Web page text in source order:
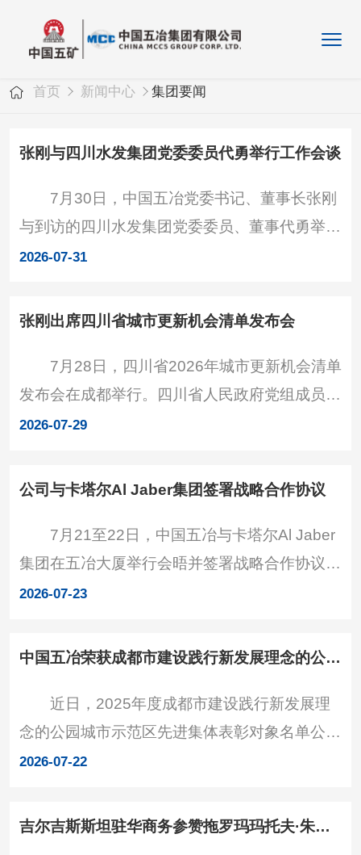
首页 新闻中心 集团要闻
张刚与四川水发集团党委委员代勇举行工作会谈
7月30日，中国五冶党委书记、董事长张刚
与到访的四川水发集团党委委员、董事代勇举行
工作会谈，双方围绕务实合作开展深入交流。中
总工程师廖建强出席。交流现场 张刚欢迎代
出，中国五冶是中国五矿、中国中冶骨干子企
业，具备行业领先的技术、管理、资信、全产业
链服务优势和特色鲜明的一体化、集约化、精细
2026-07-31
张刚出席四川省城市更新机会清单发布会
7月28日，四川省2026年城市更新机会清单
发布会在成都举行。四川省人民政府党组成员、
副省长马正勇出席活动并宣布开幕。省市住建系
企业代表参加活动。中国五冶党委书记、董事长
成华区签署城市更新项目战略合作协议。企业推
介现场 现场，省住房和城乡建设厅发布了全
省“十五五”时期首批城市更新机会清单，涵盖17
2026-07-29
公司与卡塔尔Al Jaber集团签署战略合作协议
7月21至22日，中国五冶与卡塔尔Al Jaber
集团在五冶大厦举行会晤并签署战略合作协议。
中国五冶党委书记、董事长张刚，Al Jaber集团
五冶党委副书记、总经理宋德春，副总经理、总
德·本·穆罕默德出席相关洽谈及签约活动。签约
现场 张刚对穆罕默德·本·苏里坦一行的到访
表示欢迎，并简要介绍了公司总体
2026-07-23
中国五冶荣获成都市建设践行新发展理念的公园城市示范区先进集体
近日，2025年度成都市建设践行新发展理
念的公园城市示范区先进集体表彰对象名单公
布，中国五冶荣获“先进集体”称号。 从公园
新发展理念的公园城市示范区的光荣使命。由成
2026-07-22
吉尔吉斯斯坦驻华商务参赞拖罗玛玛托夫·朱苏巴利到访公司